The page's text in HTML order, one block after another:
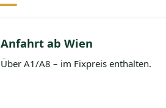
Anfahrt ab Wien
Über A1/A8 – im Fixpreis enthalten.